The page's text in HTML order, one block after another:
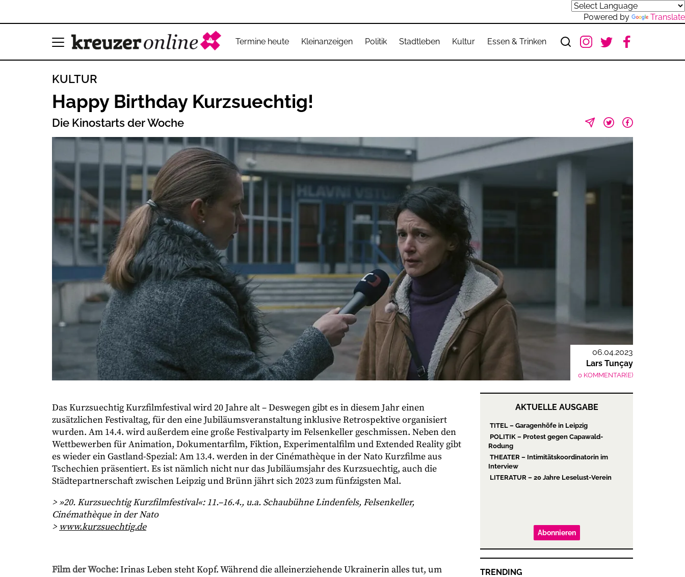
Powered by Translate
Termine heute Kleinanzeigen Politik Stadtleben Kultur Essen & Trinken
KULTUR
Happy Birthday Kurzsuechtig!
Die Kinostarts der Woche
06.04.2023
Lars Tunçay
0 KOMMENTAR(E)
Das Kurzsuechtig Kurzfilmfestival wird 20 Jahre alt – Deswegen gibt es in diesem Jahr einen
zusätzlichen Festivaltag, für den eine Jubiläumsveranstaltung inklusive Retrospektive organisiert
wurden. Am 14.4. wird außerdem eine große Festivalparty im Felsenkeller geschmissen. Neben den
Wettbewerben für Animation, Dokumentarfilm, Fiktion, Experimentalfilm und Extended Reality gibt
es wieder ein Gastland-Spezial: Am 13.4. werden in der Cinémathèque in der Nato Kurzfilme aus
Tschechien präsentiert. Es ist nämlich nicht nur das Jubiläumsjahr des Kurzsuechtig, auch die
Städtepartnerschaft zwischen Leipzig und Brünn jährt sich 2023 zum fünfzigsten Mal.
> »20. Kurzsuechtig Kurzfilmfestival«:11.–16.4., u.a. Schaubühne Lindenfels, Felsenkeller,
Cinémathèque in der Nato
> www.kurzsuechtig.de
Film der Woche:Irinas Leben steht Kopf. Während die alleinerziehende Ukrainerin alles tut, um
AKTUELLE AUSGABE
TITEL – Garagenhöfe in Leipzig
POLITIK – Protest gegen Capawald-
Rodung
THEATER – Intimitätskoordinatorin im
Interview
LITERATUR – 20 Jahre Leselust-Verein
Abonnieren
TRENDING